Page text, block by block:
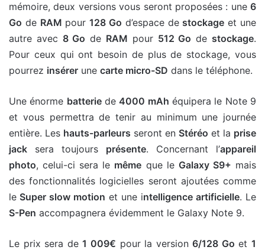
mémoire, deux versions vous seront proposées : une 6
Go de RAM pour128 Go d’espace de stockage et une
autre avec 8 Go de RAM pour 512 Go de stockage.
Pour ceux qui ont besoin de plus de stockage, vous
pourrez insérer une carte micro-SD dans le téléphone.
Une énorme batteriede4000 mAh équipera le Note 9
et vous permettra de tenir au minimum une journée
entière. Les hauts-parleurs seront en Stéréo et la prise
jack sera toujours présente. Concernant l’appareil
photo, celui-ci sera le même que le Galaxy S9+ mais
des fonctionnalités logicielles seront ajoutées comme
le Super slow motion et une intelligence artificielle. Le
S-Pen accompagnera évidemment le Galaxy Note 9.
Le prix sera de1 009€ pour la version6/128 Go et1